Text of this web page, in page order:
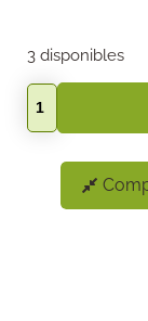
3 disponibles